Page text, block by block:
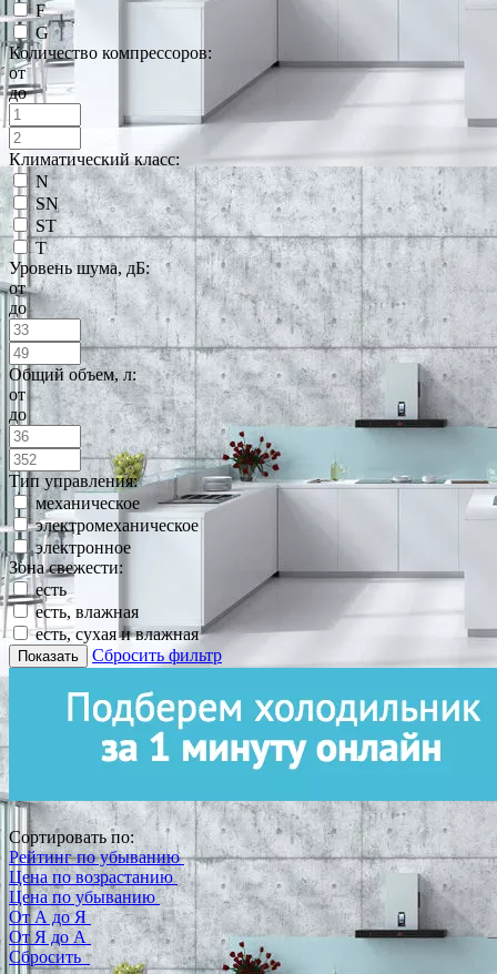
F
G
Количество компрессоров:
от
до
Климатический класс:
N
SN
ST
T
Уровень шума, дБ:
от
до
Общий объем, л:
от
до
Тип управления:
механическое
электромеханическое
электронное
Зона свежести:
есть
есть, влажная
есть, сухая и влажная
Показать Сбросить фильтр
Сортировать по:
Рейтинг по убыванию
Цена по возрастанию
Цена по убыванию
От А до Я
От Я до А
Сбросить